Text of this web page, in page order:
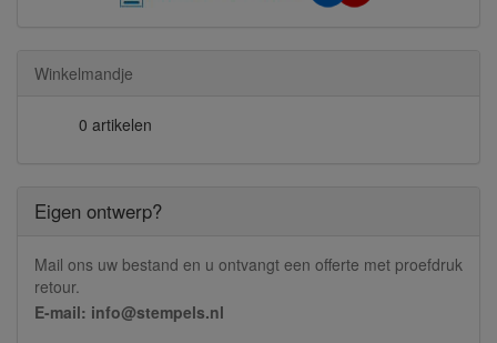
Winkelmandje
0 artikelen
Eigen ontwerp?
Mail ons uw bestand en u ontvangt een offerte met proefdruk
retour.
E-mail: info@stempels.nl